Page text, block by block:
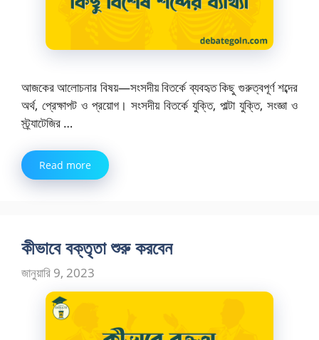
আজকের আলোচনার বিষয়—সংসদীয় বিতর্কে ব্যবহৃত কিছু গুরুত্বপূর্ণ শব্দের
অর্থ, প্রেক্ষাপট ও প্রয়োগ। সংসদীয় বিতর্কে যুক্তি, পাল্টা যুক্তি, সংজ্ঞা ও
স্ট্র্যাটেজির …
Read more
কীভাবে বক্তৃতা শুরু করবেন
জানুয়ারি 9, 2023